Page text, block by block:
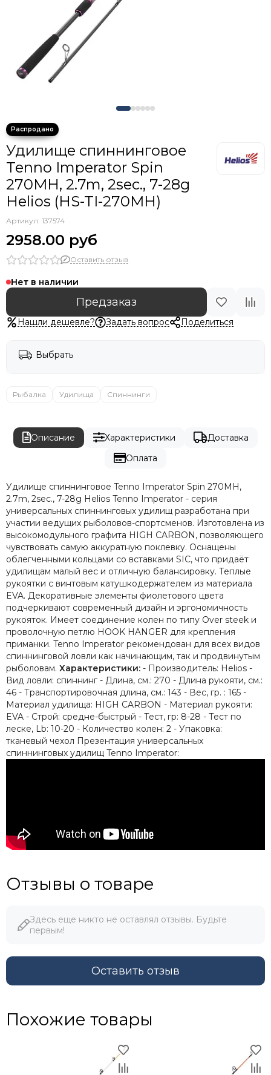
Удилище спиннинговое
Tenno Imperator Spin
270MH, 2.7m, 2sec., 7-28g
Helios (HS-TI-270MH)
Артикул: 137574
2958.00 руб
Оставить отзыв
Нет в наличии
Предзаказ
Нашли дешевле? Задать вопрос Поделиться
Выбрать
Рыбалка Удилища Спиннинги
Описание Характеристики
Доставка
Оплата
Удилище спиннинговое Tenno Imperator Spin 270MH,
2.7m, 2sec., 7-28g Helios Tenno Imperator - серия
универсальных спиннинговых удилищ разработана при
участии ведущих рыболовов-спортсменов. Изготовлена из
высокомодульного графита HIGH CARBON, позволяющего
чувствовать самую аккуратную поклевку. Оснащены
облегченными кольцами со вставками SIC, что придаёт
удилищам малый вес и отличную балансировку. Теплые
рукоятки с винтовым катушкодержателем из материала
EVA. Декоративные элементы фиолетового цвета
подчеркивают современный дизайн и эргономичность
рукояток. Имеет соединение колен по типу Over steek и
проволочную петлю HOOK HANGER для крепления
приманки. Tenno Imperator рекомендован для всех видов
спиннинговой ловли как начинающим, так и продвинутым
рыболовам. Характеристики: - Производитель: Helios -
Вид ловли: спиннинг - Длина, см.: 270 - Длина рукояти, см.:
46 - Транспортировочная длина, см.: 143 - Вес, гр. : 165 -
Материал удилища: HIGH CARBON - Материал рукояти:
EVA - Строй: средне-быстрый - Тест, гр: 8-28 - Тест по
леске, Lb: 10-20 - Количество колен: 2 - Упаковка:
тканевый чехол Презентация универсальных
спиннинговых удилищ Tenno Imperator:
Отзывы о товаре
Здесь еще никто не оставлял отзывы. Будьте
первым!
Оставить отзыв
Похожие товары